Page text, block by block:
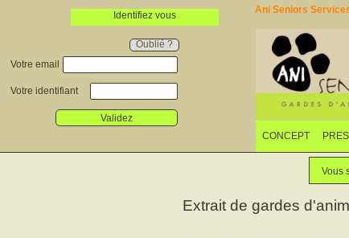
Identifiez vous
Oublié ?
Votre email
Votre identifiant
Validez
Ani Seniors
CONCEPT
Vous
Extrait de gardes